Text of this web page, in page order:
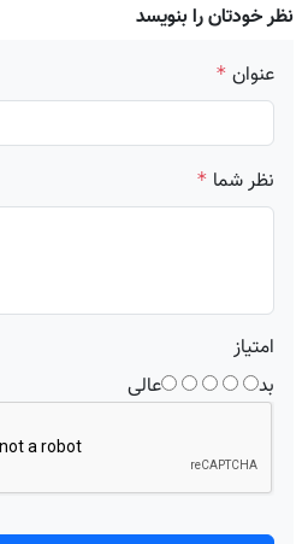
نظر خودتان را بنویسد
عنوان *
نظر شما *
امتیاز
بد
عالی